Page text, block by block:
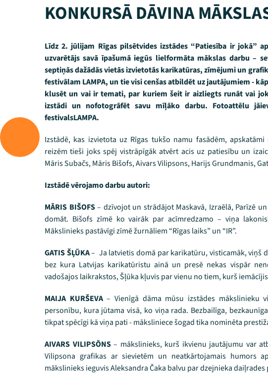
KONKURSĀ DĀVINA
Līdz 2. jūlijam Rīgas pilsētvides izstādes “Patiesība ir jokā”
uzvarētājs savā īpašumā iegūs lielformāta mākslas darbu –
septiņās dažādās vietās izvietotās karikatūras, zīmējumi un
festivālam LAMPA, un tie visi cenšas atbildēt uz jautājumiem -
klusēt un vai ir temati, par kuriem šeit ir aizliegts runāt vai
izstādi un nofotogrāfēt savu mīļāko darbu. Fotoattēlu
festivalsLAMPA.
Izstādē, kas izvietota uz Rīgas tukšo namu fasādēm,
reizēm tieši joks spēj vistrāpīgāk atvērt acis uz patiesību un
Māris Subačs, Māris Bišofs, Aivars Vilipsons, Harijs Grundmanis,
Izstādē vērojamo darbu autori:
MĀRIS BIŠOFS– dzīvojot un strādājot Maskavā, Izraēlā, Parīzē
domāt. Bišofs zīmē ko vairāk par acīmredzamo – viņa
Mākslinieks pastāvīgi zīmē žurnāliem “Rīgas laiks” un “IR”.
GATIS ŠĻŪKA– Ja latvietis domā par karikatūru, visticamāk, viņš
bez kura Latvijas karikatūristu ainā un presē nekas vispār
vadošajos laikrakstos, Šļūka kļuvis par vienu no tiem, kurš
MAIJA KURŠEVA– Vienīgā dāma mūsu izstādes mākslinieku
personību, kura jūtama visā, ko viņa rada. Bezbailīga,
tikpat spēcīgi kā viņa pati - māksliniece šogad tika nominēta
AIVARS VILIPSŌNS– mākslinieks, kurš ikvienu jautājumu var
Vilipsona grafikas ar sievietēm un neatkārtojamais humors
mākslinieks ieguvis Aleksandra Čaka balvu par dzejnieka